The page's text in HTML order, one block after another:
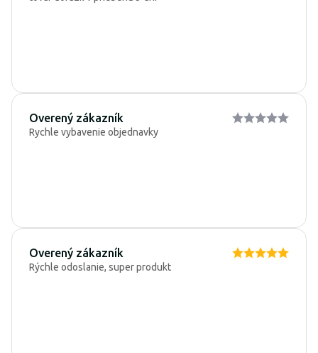
Overený zákazník
Rychle vybavenie objednavky
Overený zákazník
Rýchle odoslanie, super produkt